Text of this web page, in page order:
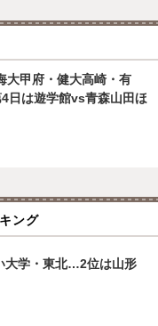
大甲府・健大高崎・有
日は遊学館vs青森山田ほ
ング
大学・東北…2位は山形